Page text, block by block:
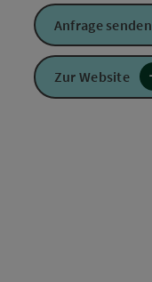
Anfrage senden
Zur Website